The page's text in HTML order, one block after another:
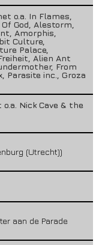
o.a. In Flames,
God, Alestorm,
Amorphis,
Culture,
Palace,
Alien Ant
From
Parasite inc., Groza
Nick Cave & the
(Utrecht))
aan de Parade